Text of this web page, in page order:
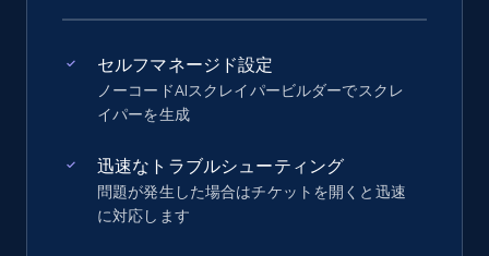
セルフマネージド設定
ノーコードAIスクレイパービルダーでスクレ
イパーを生成
迅速なトラブルシューティング
問題が発生した場合はチケットを開くと迅速
に対応します